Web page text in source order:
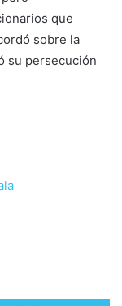
que
sobre la
su persecución